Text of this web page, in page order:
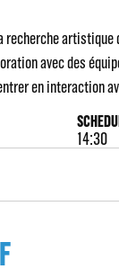
recherche artistique
avec des
en interaction
14:30